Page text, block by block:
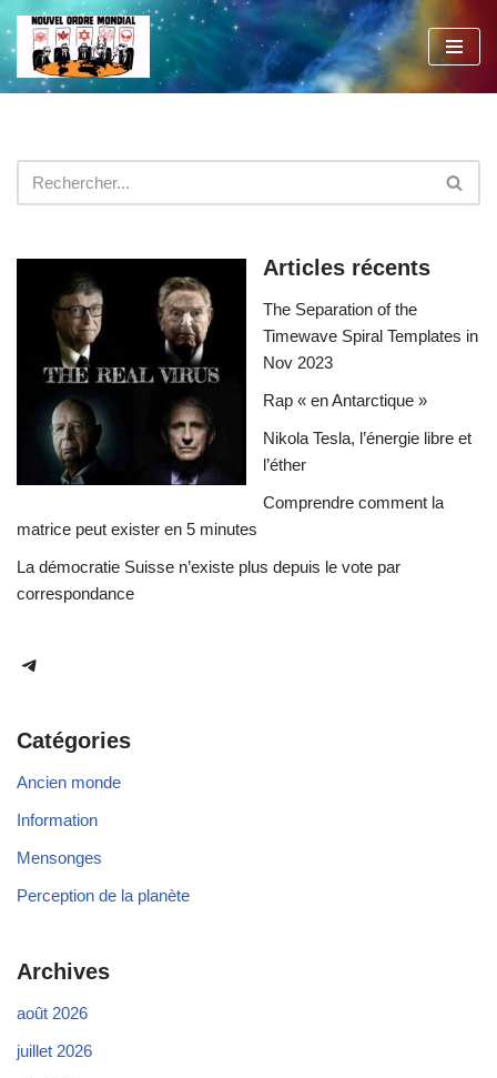
Aller
au
Articles récents
The Separation of the
Timewave Spiral Templates in
Nov 2023
Rap « en Antarctique »
Nikola Tesla, l’énergie libre et
l’éther
Comprendre comment la
matrice peut exister en 5 minutes
La démocratie Suisse n’existe plus depuis le vote par
correspondance
Catégories
Ancien monde
Information
Mensonges
Perception de la planète
Archives
août 2026
juillet 2026